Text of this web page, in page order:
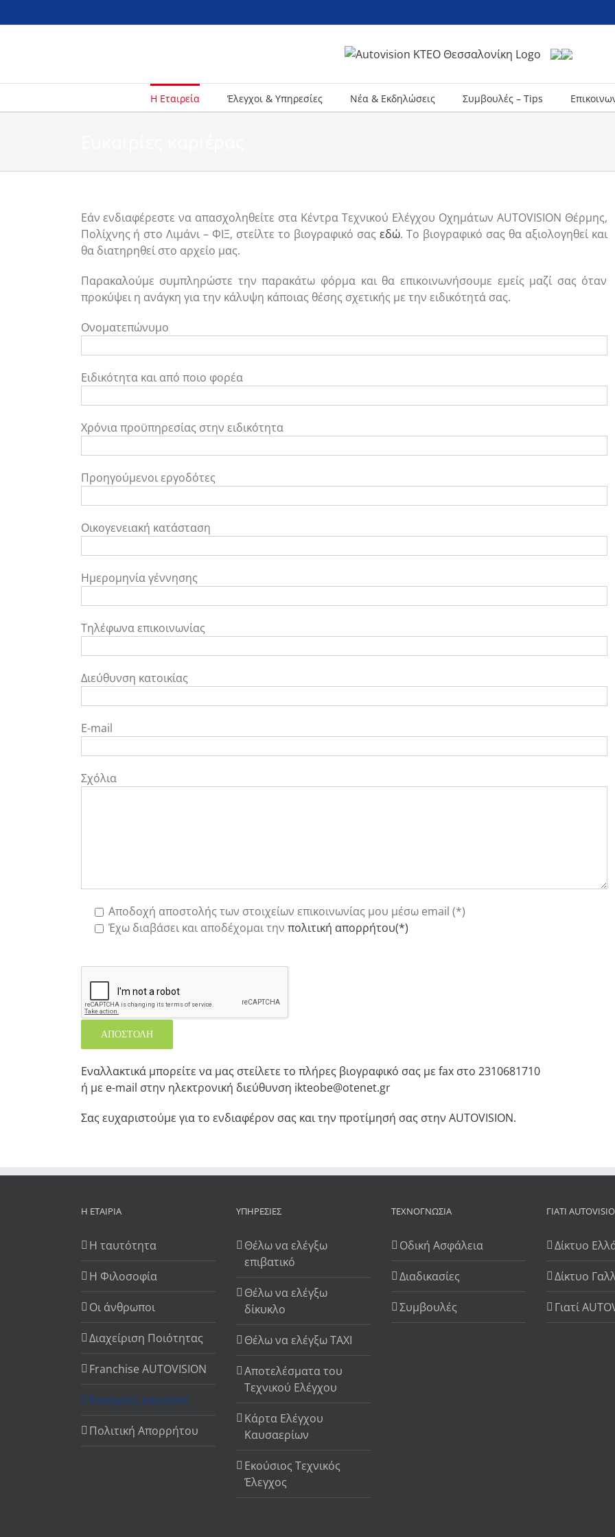
to
Η Εταιρεία Έλεγχοι & Υπηρεσίες Νέα & Εκδηλώσεις Συμβουλές – Tips
Εάν ενδιαφέρεστε να απασχοληθείτε στα Κέντρα Τεχνικού Ελέγχου Οχημάτων AUTOVISION Θέρμης,
Πολίχνης ή στο Λιμάνι – ΦΙΞ, στείλτε το βιογραφικό σας εδώ. Το βιογραφικό σας θα αξιολογηθεί και
θα διατηρηθεί στο αρχείο μας.
Παρακαλούμε συμπληρώστε την παρακάτω φόρμα και θα επικοινωνήσουμε εμείς μαζί σας όταν
προκύψει η ανάγκη για την κάλυψη κάποιας θέσης σχετικής με την ειδικότητά σας.
Ονοματεπώνυμο
Ειδικότητα και από ποιο φορέα
Χρόνια προϋπηρεσίας στην ειδικότητα
Προηγούμενοι εργοδότες
Οικογενειακή κατάσταση
Ημερομηνία γέννησης
Τηλέφωνα επικοινωνίας
Διεύθυνση κατοικίας
E-mail
Σχόλια
Αποδοχή αποστολής των στοιχείων επικοινωνίας μου μέσω email (*)
Έχω διαβάσει και αποδέχομαι την πολιτική απορρήτου(*)
Εναλλακτικά μπορείτε να μας στείλετε το πλήρες βιογραφικό σας με fax στο 2310681710
ή με e-mail στην ηλεκτρονική διεύθυνση ikteobe@otenet.gr
Σας ευχαριστούμε για το ενδιαφέρον σας και την προτίμησή σας στην AUTOVISION.
Η ΕΤΑΙΡΊΑ
Η ταυτότητα
Η Φιλοσοφία
Οι άνθρωποι
Διαχείριση Ποιότητας
Franchise AUTOVISION
Ευκαιρίες καριέρας
Πολιτική Απορρήτου
ΥΠΗΡΕΣΊΕΣ
Θέλω να ελέγξω
επιβατικό
Θέλω να ελέγξω
δίκυκλο
Θέλω να ελέγξω TAXI
Αποτελέσματα του
Τεχνικού Ελέγχου
Κάρτα Ελέγχου
Καυσαερίων
Εκούσιος Τεχνικός
Έλεγχος
ΤΕΧΝΟΓΝΩΣΊΑ
Οδική Ασφάλεια
Διαδικασίες
Συμβουλές
ΓΙΆΤΙ
Δίκτυο
Δίκτυο
Γιατί